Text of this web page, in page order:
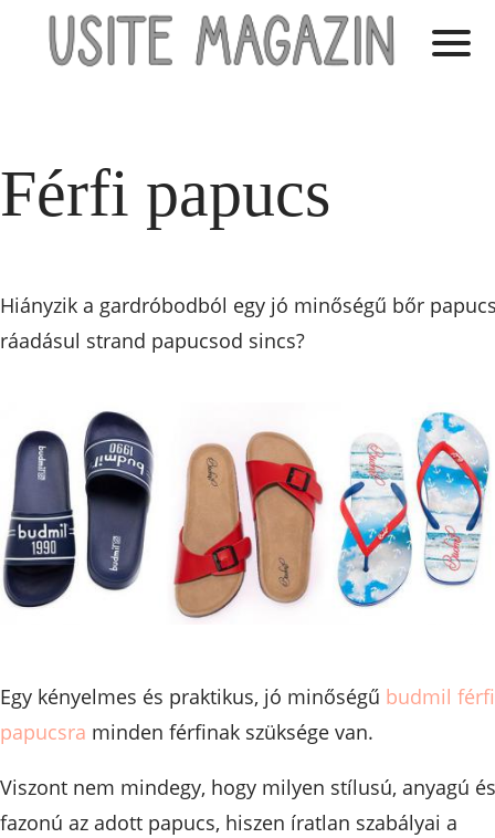
Férfi papucs
Hiányzik a gardróbodból egy jó minőségű bőr
ráadásul strand papucsod sincs?
Egy kényelmes és praktikus, jó minőségű budmil férfi
papucsra minden férfinak szüksége van.
Viszont nem mindegy, hogy milyen stílusú, anyagú és
fazonú az adott papucs, hiszen íratlan szabályai a